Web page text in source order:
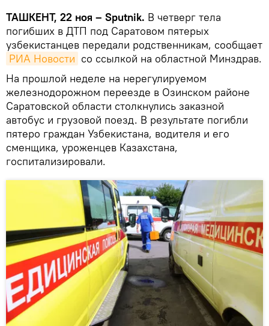
ТАШКЕНТ, 22 ноя – Sputnik. В четверг тела
погибших в ДТП под Саратовом пятерых
узбекистанцев передали родственникам, сообщает
РИА Новости со ссылкой на областной Минздрав.
На прошлой неделе на нерегулируемом
железнодорожном переезде в Озинском районе
Саратовской области столкнулись заказной
автобус и грузовой поезд. В результате погибли
пятеро граждан Узбекистана, водителя и его
сменщика, уроженцев Казахстана,
госпитализировали.